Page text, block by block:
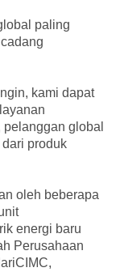
paling
kami dapat
global
produk
oleh beberapa
energi baru
Perusahaan
CIMC,